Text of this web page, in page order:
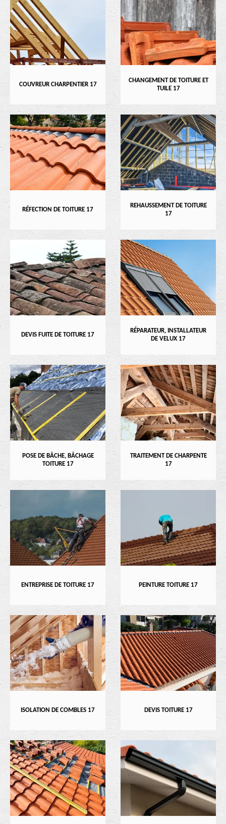
COUVREUR CHARPENTIER 17
CHANGEMENT DE TOITURE ET
TUILE 17
RÉFECTION DE TOITURE 17
REHAUSSEMENT DE TOITURE
17
DEVIS FUITE DE TOITURE 17
RÉPARATEUR, INSTALLATEUR
DE VELUX 17
POSE DE BÂCHE, BÂCHAGE
TOITURE 17
TRAITEMENT DE CHARPENTE
17
ENTREPRISE DE TOITURE 17 PEINTURE TOITURE 17
ISOLATION DE COMBLES 17 DEVIS TOITURE 17